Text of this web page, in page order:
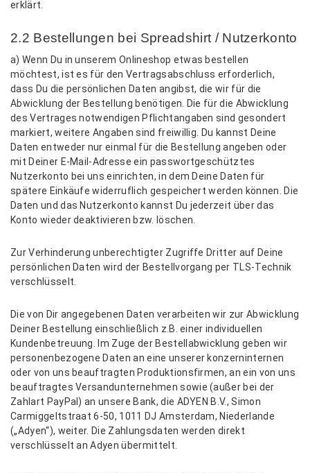
erklärt.
2.2 Bestellungen bei Spreadshirt / Nutzerkonto
a) Wenn Du in unserem Onlineshop etwas bestellen
möchtest, ist es für den Vertragsabschluss erforderlich,
dass Du die persönlichen Daten angibst, die wir für die
Abwicklung der Bestellung benötigen. Die für die Abwicklung
des Vertrages notwendigen Pflichtangaben sind gesondert
markiert, weitere Angaben sind freiwillig. Du kannst Deine
Daten entweder nur einmal für die Bestellung angeben oder
mit Deiner E-Mail-Adresse ein passwortgeschütztes
Nutzerkonto bei uns einrichten, in dem Deine Daten für
spätere Einkäufe widerruflich gespeichert werden können. Die
Daten und das Nutzerkonto kannst Du jederzeit über das
Konto wieder deaktivieren bzw. löschen.
Zur Verhinderung unberechtigter Zugriffe Dritter auf Deine
persönlichen Daten wird der Bestellvorgang per TLS-Technik
verschlüsselt.
Die von Dir angegebenen Daten verarbeiten wir zur Abwicklung
Deiner Bestellung einschließlich z.B. einer individuellen
Kundenbetreuung. Im Zuge der Bestellabwicklung geben wir
personenbezogene Daten an eine unserer konzerninternen
oder von uns beauftragten Produktionsfirmen, an ein von uns
beauftragtes Versandunternehmen sowie (außer bei der
Zahlart PayPal) an unsere Bank, die ADYEN B.V., Simon
Carmiggeltstraat 6-50, 1011 DJ Amsterdam, Niederlande
(„Adyen“), weiter. Die Zahlungsdaten werden direkt
verschlüsselt an Adyen übermittelt.